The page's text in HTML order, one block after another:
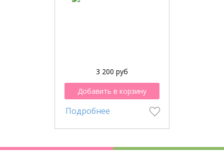
3 200 руб
Добавить в корзину
Подробнее